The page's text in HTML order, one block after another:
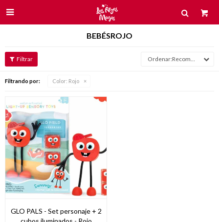

BEBÉSROJO
Recomendados
Filtrando por: Color: Rojo
GLO PALS - Set personaje + 2